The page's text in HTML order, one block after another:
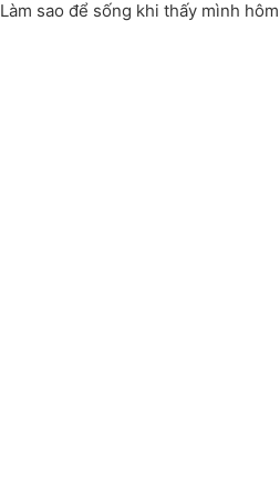
Làm sao để sống khi thấy mình